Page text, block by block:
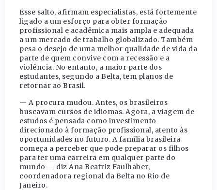
Esse salto, afirmam especialistas, está fortemente
ligado a um esforço para obter formação
profissional e acadêmica mais ampla e adequada
a um mercado de trabalho globalizado. Também
pesa o desejo de uma melhor qualidade de vida da
parte de quem convive com a recessão e a
violência. No entanto, a maior parte dos
estudantes, segundo a Belta, tem planos de
retornar ao Brasil.
— A procura mudou. Antes, os brasileiros
buscavam cursos de idiomas. Agora, a viagem de
estudos é pensada como investimento
direcionado à formação profissional, atento às
oportunidades no futuro. A família brasileira
começa a perceber que pode preparar os filhos
para ter uma carreira em qualquer parte do
mundo — diz Ana Beatriz Faulhaber,
coordenadora regional da Belta no Rio de
Janeiro.